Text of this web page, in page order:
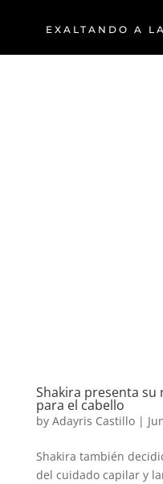
EXALTANDO A
Shakira presenta su
para el cabello
by Adayris Castillo|
Shakira también
del cuidado capilar y